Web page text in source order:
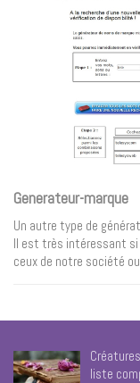
Generateur-marque
Un autre type de
Il est très intéressant
ceux de notre société
liste